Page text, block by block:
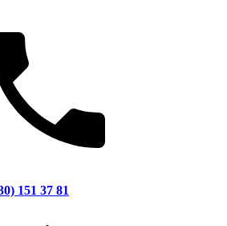
151 37 81